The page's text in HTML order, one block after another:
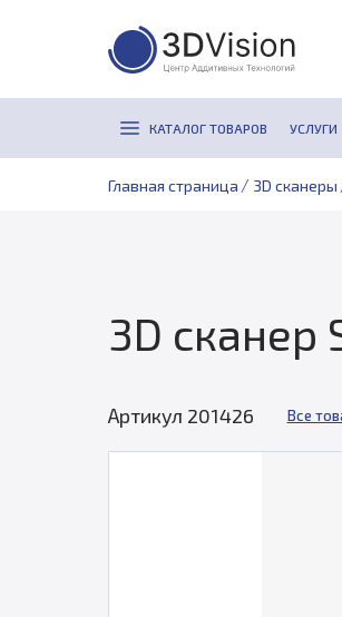
КАТАЛОГ ТОВАРОВ УСЛУГИ
Главная страница / 3D сканеры
3D сканер
Артикул 201426 Все